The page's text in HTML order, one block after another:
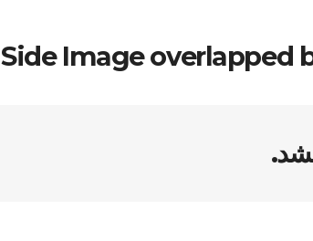
Side Image overlapped